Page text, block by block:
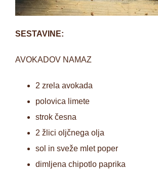
SESTAVINE:
AVOKADOV NAMAZ
2 zrela avokada
polovica limete
strok česna
2 žlici oljčnega olja
sol in sveže mlet poper
dimljena chipotlo paprika